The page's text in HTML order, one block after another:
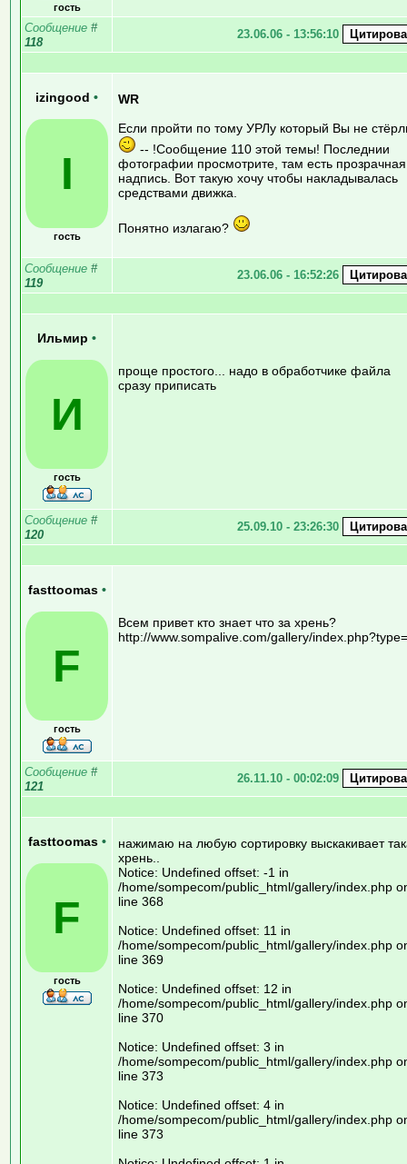
гость
Сообщение #
118
23.06.06 - 13:56:10
izingood •
I
гость
WR
Если пройти по тому УРЛу который Вы не
-- !Сообщение 110 этой темы! Последнии
фотографии просмотрите, там есть прозрачная
надпись. Вот такую хочу чтобы накладывалась
средствами движка.
Понятно излагаю?
Сообщение #
119
23.06.06 - 16:52:26
Ильмир •
И
гость
проще простого... надо в обработчике файла
сразу приписать
Сообщение #
120
25.09.10 - 23:26:30
fasttoomas •
F
гость
Всем привет кто знает что за хрень?
http://www.sompalive.com/gallery/
Сообщение #
121
26.11.10 - 00:02:09
fasttoomas •
F
гость
нажимаю на любую сортировку выскакивает
хрень..
Notice: Undefined offset: -1 in
/home/sompecom/public_html/gallery/index.php
line 368
Notice: Undefined offset: 11 in
/home/sompecom/public_html/gallery/index.php
line 369
Notice: Undefined offset: 12 in
/home/sompecom/public_html/gallery/index.php
line 370
Notice: Undefined offset: 3 in
/home/sompecom/public_html/gallery/index.php
line 373
Notice: Undefined offset: 4 in
/home/sompecom/public_html/gallery/index.php
line 373